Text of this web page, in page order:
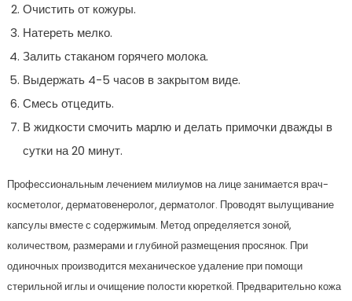
Очистить от кожуры.
Натереть мелко.
Залить стаканом горячего молока.
Выдержать 4-5 часов в закрытом виде.
Смесь отцедить.
В жидкости смочить марлю и делать примочки дважды в
сутки на 20 минут.
Профессиональным лечением милиумов на лице занимается врач-
косметолог, дерматовенеролог, дерматолог. Проводят вылущивание
капсулы вместе с содержимым. Метод определяется зоной,
количеством, размерами и глубиной размещения просянок. При
одиночных производится механическое удаление при помощи
стерильной иглы и очищение полости кюреткой. Предварительно кожа